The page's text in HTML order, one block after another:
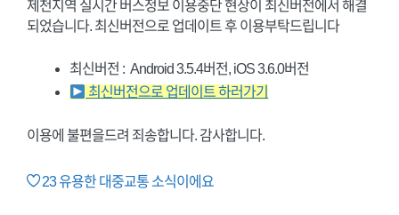
제천지역 실시간 버스정보 이용중단 현상이 최신버전에서 해결
되었습니다. 최신버전으로 업데이트 후 이용부탁드립니다
최신버전 : Android 3.5.4버전, iOS 3.6.0버전
최신버전으로 업데이트 하러가기
이용에 불편을드려 죄송합니다. 감사합니다.
23유용한 대중교통 소식이에요